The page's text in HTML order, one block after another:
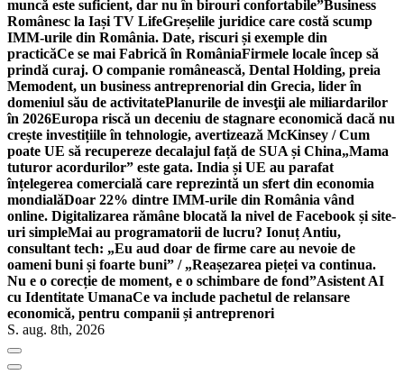
muncă este suficient, dar nu în birouri confortabile”Business
Românesc la Iași TV LifeGreșelile juridice care costă scump
IMM-urile din România. Date, riscuri și exemple din
practicăCe se mai Fabrică în RomâniaFirmele locale încep să
prindă curaj. O companie românească, Dental Holding, preia
Memodent, un business antreprenorial din Grecia, lider în
domeniul său de activitatePlanurile de invesţii ale miliardarilor
în 2026Europa riscă un deceniu de stagnare economică dacă nu
crește investițiile în tehnologie, avertizează McKinsey / Cum
poate UE să recupereze decalajul față de SUA și China„Mama
tuturor acordurilor” este gata. India și UE au parafat
înțelegerea comercială care reprezintă un sfert din economia
mondialăDoar 22% dintre IMM-urile din România vând
online. Digitalizarea rămâne blocată la nivel de Facebook și site-
uri simpleMai au programatorii de lucru? Ionuț Antiu,
consultant tech: „Eu aud doar de firme care au nevoie de
oameni buni și foarte buni” / „Reașezarea pieței va continua.
Nu e o corecție de moment, e o schimbare de fond”Asistent AI
cu Identitate UmanaCe va include pachetul de relansare
economică, pentru companii și antreprenori
S. aug. 8th, 2026